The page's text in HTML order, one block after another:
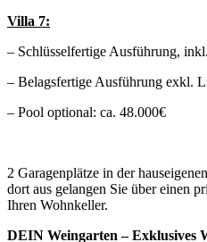
Villa 7:
– Schlüsselfertige Ausführung,
– Belagsfertige Ausführung exkl.
– Pool optional: ca. 48.000€
2 Garagenplätze in der
dort aus gelangen Sie über einen
Ihren Wohnkeller.
DEIN Weingarten – Exklusives